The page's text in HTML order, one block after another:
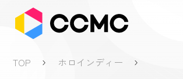
TOP ホロインディー